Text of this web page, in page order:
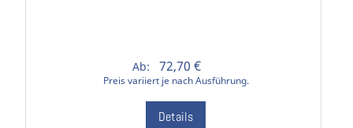
Ab: 72,70 €
Preis variiert je nach Ausführung.
Details